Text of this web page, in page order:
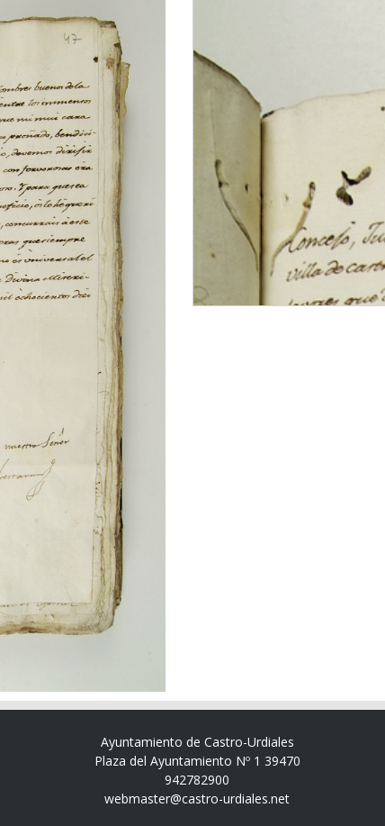
Ayuntamiento de Castro-Urdiales
Plaza del Ayuntamiento Nº 1 39470
942782900
webmaster@castro-urdiales.net